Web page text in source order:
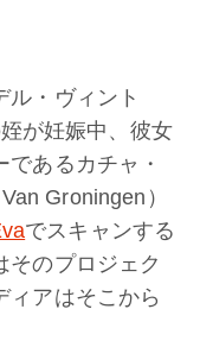
ル・ヴィント
が妊娠中、彼女
あるカチャ・
Groningen）
でスキャンする
そのプロジェク
ィアはそこから